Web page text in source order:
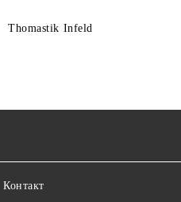
Thomastik Infeld
Контакт